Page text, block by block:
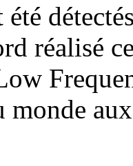
été
réalisé